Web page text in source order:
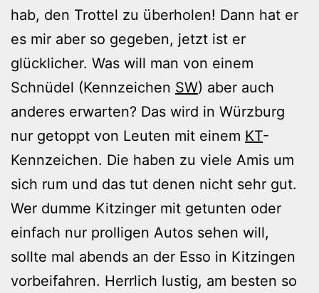
hab, den Trottel zu überholen! Dann hat er
es mir aber so gegeben, jetzt ist er
glücklicher. Was will man von einem
Schnüdel (Kennzeichen SW) aber auch
anderes erwarten? Das wird in Würzburg
nur getoppt von Leuten mit einem KT-
Kennzeichen. Die haben zu viele Amis um
sich rum und das tut denen nicht sehr gut.
Wer dumme Kitzinger mit getunten oder
einfach nur prolligen Autos sehen will,
sollte mal abends an der Esso in Kitzingen
vorbeifahren. Herrlich lustig, am besten so